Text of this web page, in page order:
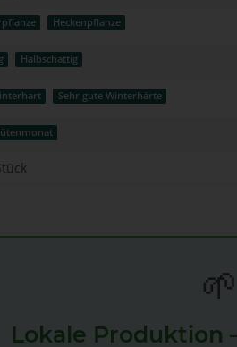
Heckenpflanze
Halbschattig
Sehr gute Winterhärte
🌱
Lokale Produktion